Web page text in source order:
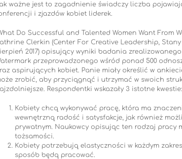
ważne jest to zagadnienie świadczy liczba
i zjazdów kobiet liderek.
Do Successful and Talented Women Want From
Clerkin (Center For Creative Leadership,
2017) opisujący wyniki badania
przeprowadzonego wśród ponad 500
aspirujących kobiet. Panie miały określić w
zrobić, aby przyciągnąć i utrzymać w swoich
Respondentki wskazały 3 istotne kwestie:
Kobiety chcą wykonywać pracę, która ma
wewnętrzną radość i satysfakcje, jak również
prywatnym. Naukowcy opisując ten rodzaj pracy
tożsamości.
Kobiety potrzebują elastyczności w każdym
sposób będą pracować.